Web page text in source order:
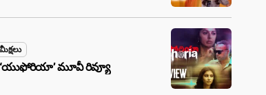
‘యుఫోరియా’ మూవీ రివ్యూ